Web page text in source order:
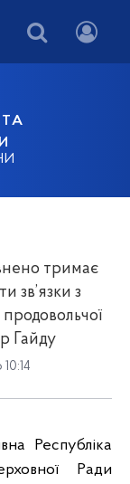
тримає
зв’язки з
Гайду
Республіка
Ради